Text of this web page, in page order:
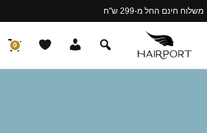
משלוח חינם החל מ-299 ש"ח
0